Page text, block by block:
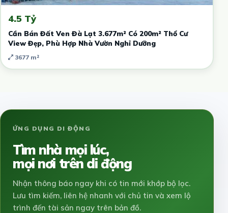
4.5 Tỷ
Cần Bán Đất Ven Đà Lạt 3.677m² Có 200m² Thổ Cư
View Đẹp, Phù Hợp Nhà Vườn Nghỉ Dưỡng
3677 m²
ỨNG DỤNG DI ĐỘNG
Tìm nhà mọi lúc,
mọi nơi trên di động
Nhận thông báo ngay khi có tin mới khớp bộ lọc.
Lưu tìm kiếm, liên hệ nhanh với chủ tin và xem lộ
trình đến tài sản ngay trên bản đồ.